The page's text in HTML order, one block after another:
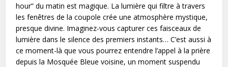
hour” du matin est magique. La lumière qui filtre à travers
les fenêtres de la coupole crée une atmosphère mystique,
presque divine. Imaginez-vous capturer ces faisceaux de
lumière dans le silence des premiers instants… C’est aussi à
ce moment-là que vous pourrez entendre l’appel à la prière
depuis la Mosquée Bleue voisine, un moment suspendu